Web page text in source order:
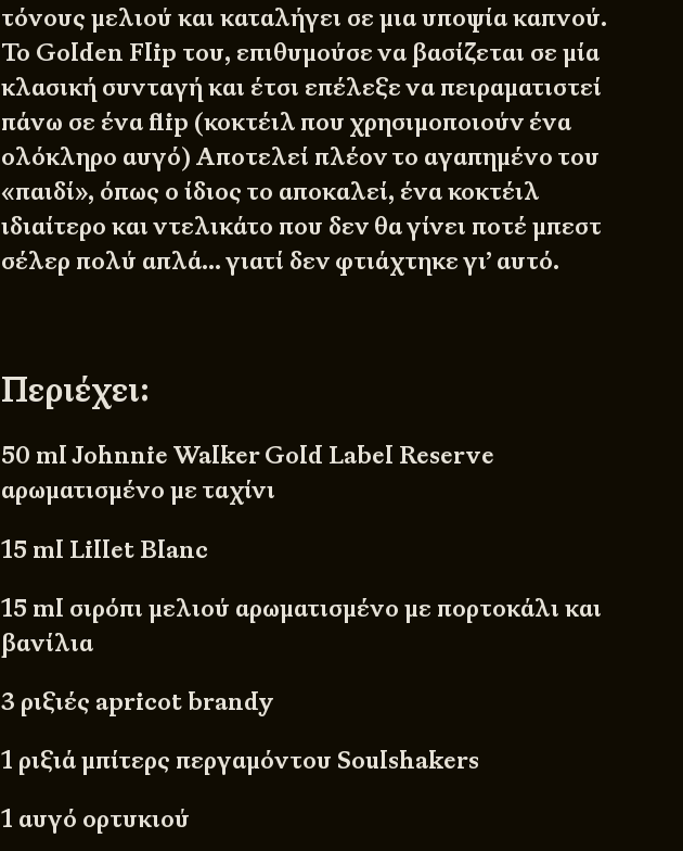
τόνους μελιού και καταλήγει σε μια υποψία καπνού.
To Golden Flip του, επιθυμούσε να βασίζεται σε μία
κλασική συνταγή και έτσι επέλεξε να πειραματιστεί
πάνω σε ένα flip (κοκτέιλ που χρησιμοποιούν ένα
ολόκληρο αυγό) Αποτελεί πλέον το αγαπημένο του
«παιδί», όπως ο ίδιος το αποκαλεί, ένα κοκτέιλ
ιδιαίτερο και ντελικάτο που δεν θα γίνει ποτέ μπεστ
σέλερ πολύ απλά… γιατί δεν φτιάχτηκε γι’ αυτό.
Περιέχει:
50 ml Johnnie Walker Gold Label Reserve
αρωματισμένο με ταχίνι
15 ml Lillet Blanc
15 ml σιρόπι μελιού αρωματισμένο με πορτοκάλι και
βανίλια
3 ριξιές apricot brandy
1 ριξιά μπίτερς περγαμόντου Soulshakers
1 αυγό ορτυκιού